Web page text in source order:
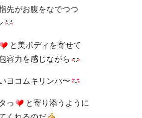
先がお腹をなでつつ
と美ボディを寄せて
容力を感じながら
ヨコムキリンパ〜
っ
と寄り添うように